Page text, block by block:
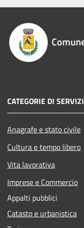
CATEGORIE DI
Anagrafe e stato civile
Cultura e tempo libero
Vita lavorativa
Imprese e Commercio
Appalti pubblici
Catasto e urbanistica